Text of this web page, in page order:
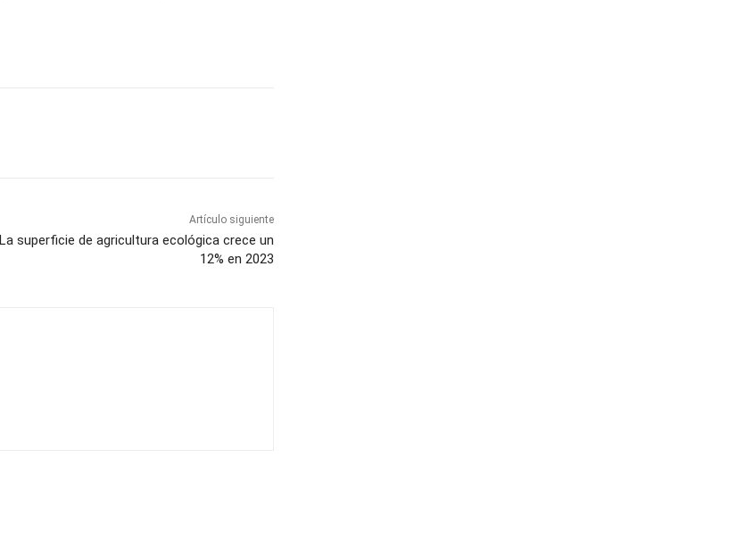
Artículo siguiente
La superficie de agricultura ecológica crece un
12% en 2023